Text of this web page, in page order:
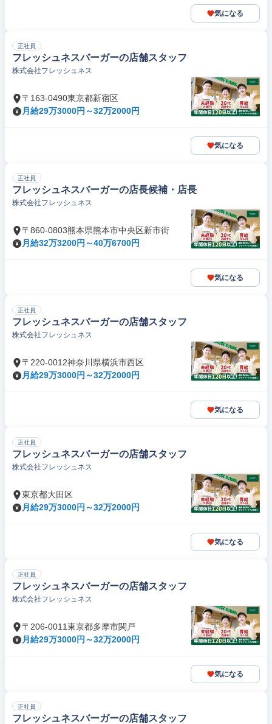
気になる
正社員
フレッシュネスバーガーの店舗スタッフ
株式会社フレッシュネス
〒163-0490東京都新宿区
月給29万3000円～32万2000円
気になる
正社員
フレッシュネスバーガーの店長候補・店長
株式会社フレッシュネス
〒860-0803熊本県熊本市中央区新市街
月給32万3200円～40万6700円
気になる
正社員
フレッシュネスバーガーの店舗スタッフ
株式会社フレッシュネス
〒220-0012神奈川県横浜市西区
月給29万3000円～32万2000円
気になる
正社員
フレッシュネスバーガーの店舗スタッフ
株式会社フレッシュネス
東京都大田区
月給29万3000円～32万2000円
気になる
正社員
フレッシュネスバーガーの店舗スタッフ
株式会社フレッシュネス
〒206-0011東京都多摩市関戸
月給29万3000円～32万2000円
気になる
正社員
フレッシュネスバーガーの店舗スタッフ